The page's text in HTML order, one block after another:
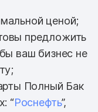
ценой;
предложить
ваш бизнес не
Полный Бак
“Роснефть”,